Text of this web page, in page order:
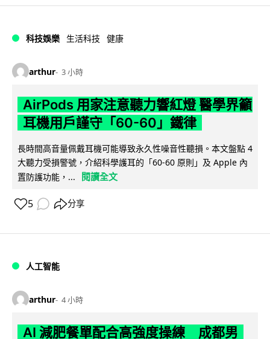
科技娛樂 生活科技 健康
arthur 3 小時
AirPods 用家注意聽力響紅燈 醫學界籲
耳機用戶謹守「60-60」鐵律
長時間高音量佩戴耳機可能導致永久性噪音性聽損。本文盤點 4
大聽力受損警號，介紹科學護耳的「60-60 原則」及 Apple 內
置防護功能，...
閱讀全文
5 分享
人工智能
arthur 4 小時
AI 減肥餐單配合高強度操練 成都男